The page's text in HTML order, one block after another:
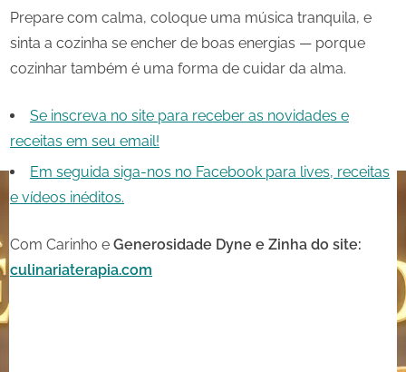
Prepare com calma, coloque uma música tranquila, e
sinta a cozinha se encher de boas energias — porque
cozinhar também é uma forma de cuidar da alma.
Se inscreva no site para receber as novidades e
receitas em seu email!
Em seguida siga-nos no Facebook para lives, receitas
e vídeos inéditos.
Com Carinho e Generosidade Dyne e Zinha do site:
culinariaterapia.com